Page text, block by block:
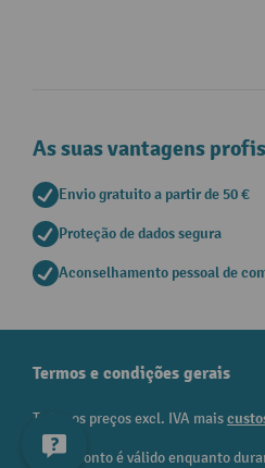
As suas vantagens
Envio gratuito a partir de 50 €
Proteção de dados segura
Aconselhamento pessoal de
Termos e condições gerais
Todos os preços excl. IVA mais
¹ O desconto é válido enquanto